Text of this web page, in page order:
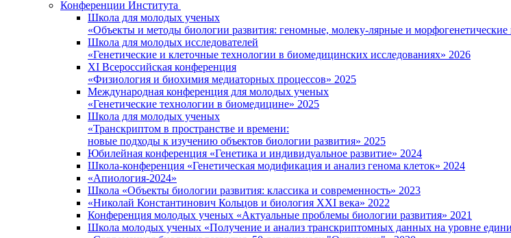
Конференции Института
Школа для молодых ученых
«Объекты и методы биологии развития: геномные, молеку-лярные и
Школа для молодых исследователей
«Генетические и клеточные технологии в биомедицинских исследованиях» 2026
XI Всероссийская конференция
«Физиология и биохимия медиаторных процессов» 2025
Международная конференция для молодых ученых
«Генетические технологии в биомедицине» 2025
Школа для молодых ученых
«Транскриптом в пространстве и времени:
новые подходы к изучению объектов биологии развития» 2025
Юбилейная конференция «Генетика и индивидуальное развитие» 2024
Школа-конференция «Генетическая модификация и анализ генома клеток» 2024
«Апиология-2024»
Школа «Объекты биологии развития: классика и современность» 2023
«Николай Константинович Кольцов и биология XXI века» 2022
Конференция молодых ученых «Актуальные проблемы биологии развития» 2021
Школа молодых ученых «Получение и анализ транскриптомных данных на уровне